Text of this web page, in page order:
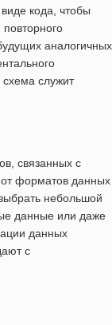
кода, чтобы
аналогичных
служит
связанных с
от форматов данных
небольшой
данные или даже
данных
с